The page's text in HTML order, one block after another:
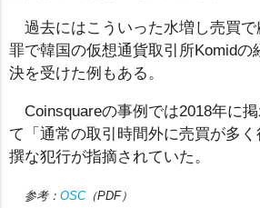
過去にはこういった水増し売買
罪で韓国の仮想通貨取引所Komidの
決を受けた例もある。
Coinsquareの事例では2018年に
て「通常の取引時間外に売買が多
撰な犯行が指摘されていた。
参考： OSC（PDF）